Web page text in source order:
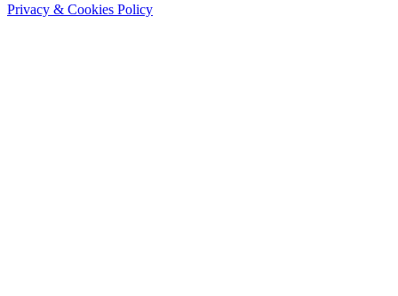
Privacy & Cookies Policy